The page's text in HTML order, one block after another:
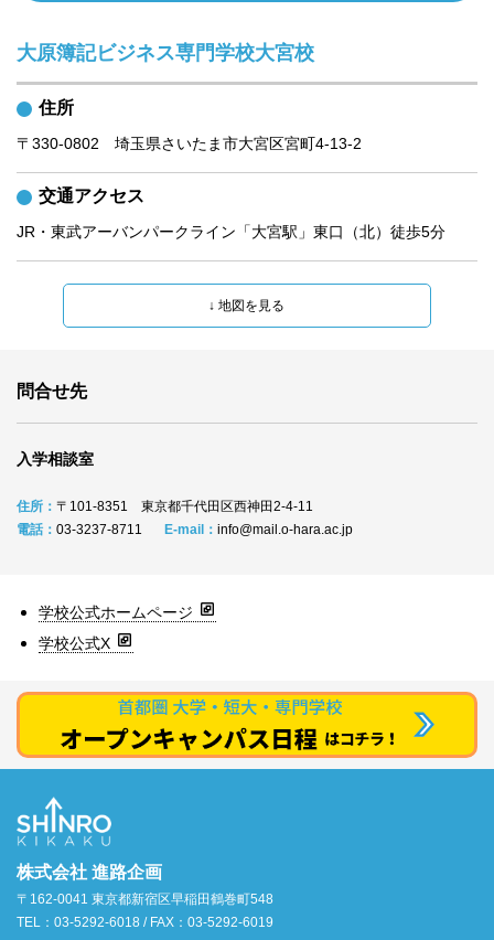
大原簿記ビジネス専門学校大宮校
住所
〒330‐0802　埼玉県さいたま市大宮区宮町4‐13‐2
交通アクセス
JR・東武アーバンパークライン「大宮駅」東口（北）徒歩5分
問合せ先
入学相談室
住所： 〒101‐8351 東京都千代田区西神田2‐4‐11
電話： 03‐3237‐8711 E-mail： info@mail.o-hara.ac.jp
学校公式ホームページ
学校公式X
株式会社 進路企画
〒162-0041 東京都新宿区早稲田鶴巻町548
TEL：03-5292-6018 / FAX：03-5292-6019